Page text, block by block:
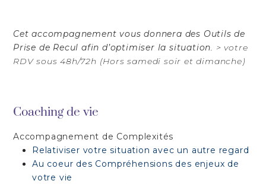
Cet accompagnement vous donnera des Outils de
Prise de Recul afin d’optimiser la situation. > votre
RDV sous 48h/72h (Hors samedi soir et dimanche)
Coaching de vie
Accompagnement de Complexités
Relativiser votre situation avec un autre regard
Au coeur des Compréhensions des enjeux de
votre vie